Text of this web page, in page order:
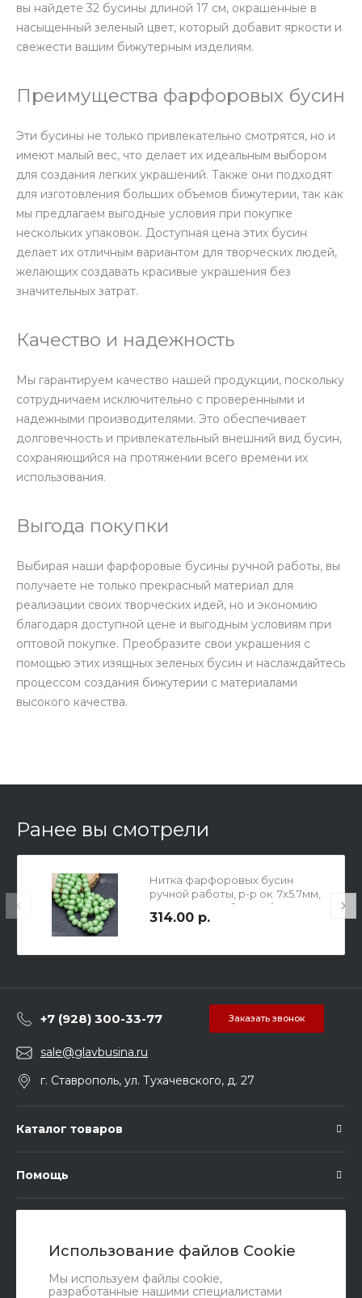
Использование файлов Cookie
Мы используем файлы cookie,
разработанные нашими специалистами
вы найдете 32 бусины длиной 17 см, окрашенные в
насыщенный зеленый цвет, который добавит яркости и
свежести вашим бижутерным изделиям.
Преимущества фарфоровых бусин
Эти бусины не только привлекательно смотрятся, но и
имеют малый вес, что делает их идеальным выбором
для создания легких украшений. Также они подходят
для изготовления больших объемов бижутерии, так как
мы предлагаем выгодные условия при покупке
нескольких упаковок. Доступная цена этих бусин
делает их отличным вариантом для творческих людей,
желающих создавать красивые украшения без
значительных затрат.
Качество и надежность
Мы гарантируем качество нашей продукции, поскольку
сотрудничаем исключительно с проверенными и
надежными производителями. Это обеспечивает
долговечность и привлекательный внешний вид бусин,
сохраняющийся на протяжении всего времени их
использования.
Выгода покупки
Выбирая наши фарфоровые бусины ручной работы, вы
получаете не только прекрасный материал для
реализации своих творческих идей, но и экономию
благодаря доступной цене и выгодным условиям при
оптовой покупке. Преобразите свои украшения с
помощью этих изящных зеленых бусин и наслаждайтесь
процессом создания бижутерии с материалами
высокого качества.
Ранее вы смотрели
Нитка фарфоровых бусин
ручной работы, р-р ок. 7х5.7мм,
отв-е 1.8мм, 32бусины/17см,
зеленые.
314.00 р.
+7 (928) 300-33-77 Заказать звонок
sale@glavbusina.ru
г. Ставрополь, ул. Тухачевского, д. 27
Каталог товаров
Помощь